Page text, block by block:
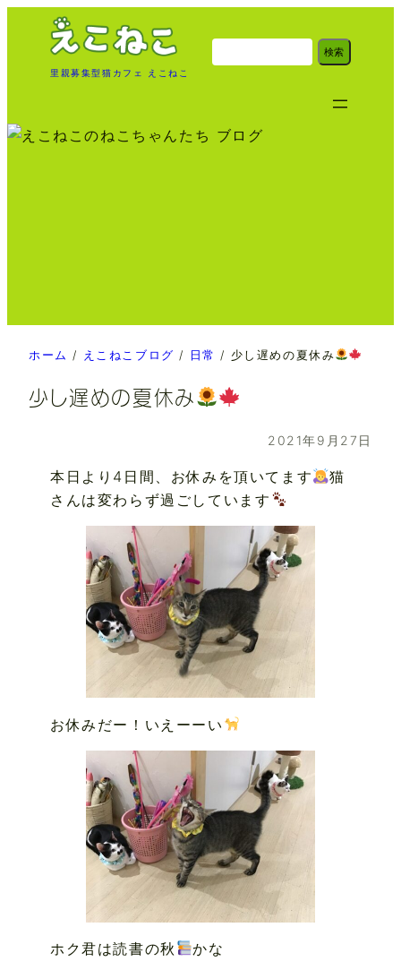
ッ
里親募集型猫カフェ えこねこ
検
索
検索
ホーム / えこねこブログ / 日常 / 少し遅めの夏休み
少し遅めの夏休み
2021年9月27日
本日より4日間、お休みを頂いてます
猫
さんは変わらず過ごしています
お休みだー！いえーーい
ホク君は読書の秋 かな